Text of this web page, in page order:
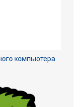
компьютера